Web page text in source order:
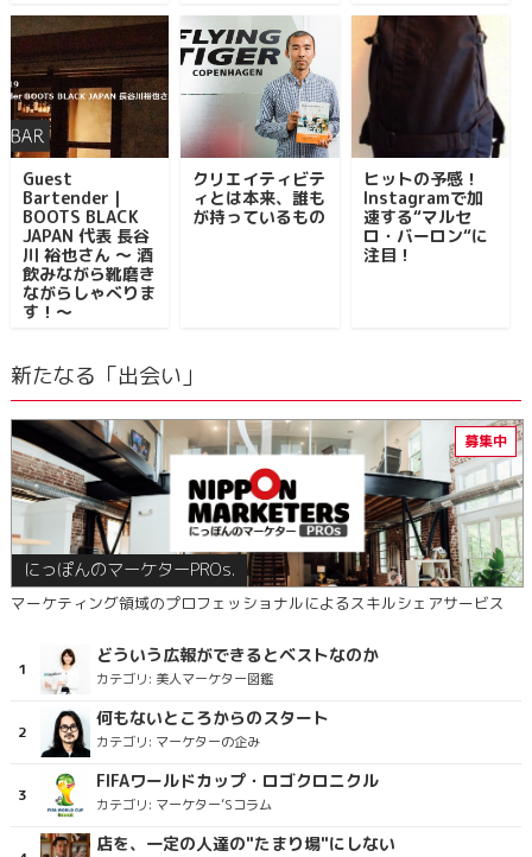
Guest
Bartender｜
BOOTS BLACK
JAPAN 代表 長谷
川 裕也さん ～ 酒
飲みながら靴磨き
ながらしゃべりま
す！～
クリエイティビテ
ィとは本来、誰も
が持っているもの
ヒットの予感！
Instagramで加
速する“マルセ
ロ・バーロン“に
注目！
新たなる「出会い」
にっぽんのマーケターPROs.
マーケティング領域のプロフェッショナルによるスキルシェアサービス
どういう広報ができるとベストなのか
カテゴリ: 美人マーケター図鑑
何もないところからのスタート
カテゴリ: マーケターの企み
FIFAワールドカップ・ロゴクロニクル
カテゴリ: マーケター’Sコラム
店を、一定の人達の"たまり場"にしない